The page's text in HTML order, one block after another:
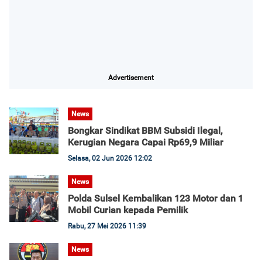
Advertisement
News
Bongkar Sindikat BBM Subsidi Ilegal,
Kerugian Negara Capai Rp69,9 Miliar
Selasa, 02 Jun 2026 12:02
News
Polda Sulsel Kembalikan 123 Motor dan 1
Mobil Curian kepada Pemilik
Rabu, 27 Mei 2026 11:39
News